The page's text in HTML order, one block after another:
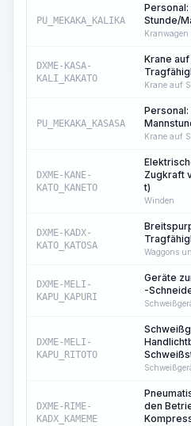
PU_MEKAKA_KALIKA
Personal:
Stunde/
DXME-KASA-
KALI_KAKATO
Krane
Krane auf
PU_MEKAKA_KASASA
Personal:
Krane auf
DXME-KANE-
KATO_KANETO
Zugkraft
t)
Winden
DXME-KADX-
KATO_KATOSA
Waggons
DXME-MELI-
KAPU_KAPURI
Geräte
-
DXME-MELI-
KAPU_RITOTO
DXME-RIME-
KADX_KAMEME
den